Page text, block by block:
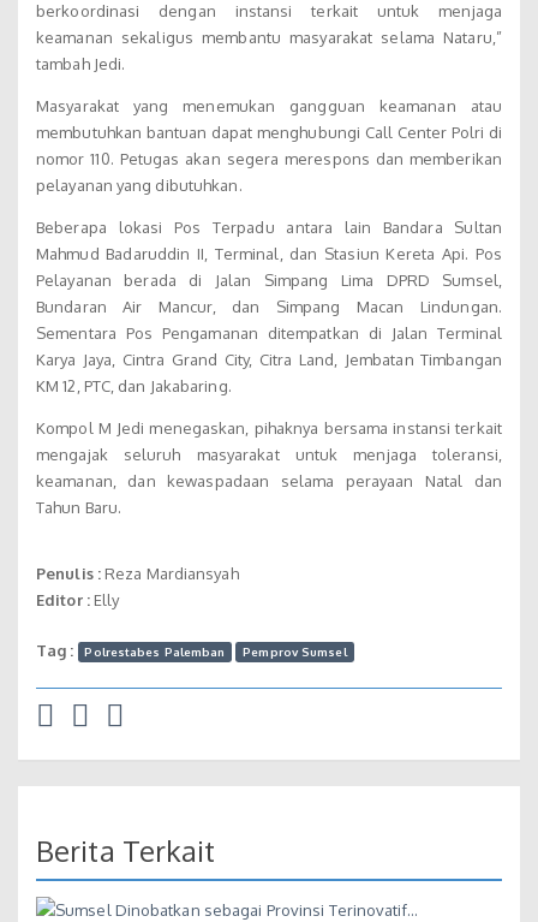
berkoordinasi dengan instansi terkait untuk menjaga
keamanan sekaligus membantu masyarakat selama Nataru,”
tambah Jedi.
Masyarakat yang menemukan gangguan keamanan atau
membutuhkan bantuan dapat menghubungi Call Center Polri di
nomor 110. Petugas akan segera merespons dan memberikan
pelayanan yang dibutuhkan.
Beberapa lokasi Pos Terpadu antara lain Bandara Sultan
Mahmud Badaruddin II, Terminal, dan Stasiun Kereta Api. Pos
Pelayanan berada di Jalan Simpang Lima DPRD Sumsel,
Bundaran Air Mancur, dan Simpang Macan Lindungan.
Sementara Pos Pengamanan ditempatkan di Jalan Terminal
Karya Jaya, Cintra Grand City, Citra Land, Jembatan Timbangan
KM 12, PTC, dan Jakabaring.
Kompol M Jedi menegaskan, pihaknya bersama instansi terkait
mengajak seluruh masyarakat untuk menjaga toleransi,
keamanan, dan kewaspadaan selama perayaan Natal dan
Tahun Baru.
Penulis :Reza Mardiansyah
Editor :Elly
Tag : Polrestabes Palemban Pemprov Sumsel
Berita Terkait